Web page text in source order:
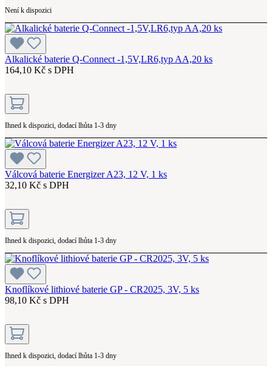
Není k dispozici
Alkalické baterie Q-Connect -1,5V,LR6,typ AA,20 ks
164,10 Kč s DPH
Ihned k dispozici, dodací lhůta 1-3 dny
Válcová baterie Energizer A23, 12 V, 1 ks
32,10 Kč s DPH
Ihned k dispozici, dodací lhůta 1-3 dny
Knoflíkové lithiové baterie GP - CR2025, 3V, 5 ks
98,10 Kč s DPH
Ihned k dispozici, dodací lhůta 1-3 dny